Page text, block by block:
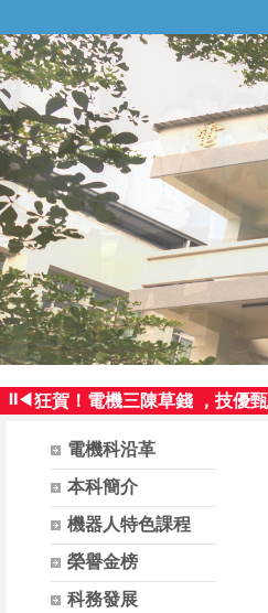
⏸◀狂賀！電機三陳草錢 ，技優
狂賀！電機三曾智群同學，
狂賀！電機三廖神賜同學，
再傳佳績!!電機三曾智群參
電機科沿革
本科簡介
機器人特色課程
榮譽金榜
科務發展